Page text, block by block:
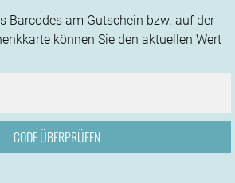
Barcodes am Gutschein bzw. auf der
können Sie den aktuellen Wert